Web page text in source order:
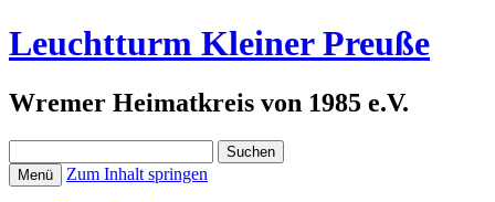
Leuchtturm Kleiner Preuße
Wremer Heimatkreis von 1985 e.V.
nach:
Menü Zum Inhalt springen